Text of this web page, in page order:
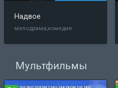
Надвое
мелодрама,комедия
Мультфильмы